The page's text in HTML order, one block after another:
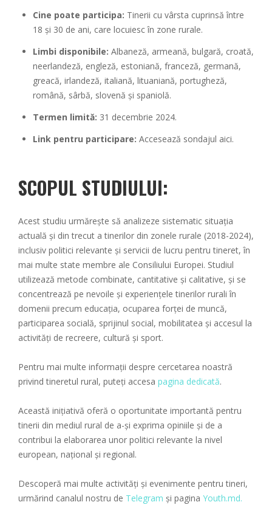
Cine poate participa: Tinerii cu vârsta cuprinsă între
18 și 30 de ani, care locuiesc în zone rurale.
Limbi disponibile: Albaneză, armeană, bulgară, croată,
neerlandeză, engleză, estoniană, franceză, germană,
greacă, irlandeză, italiană, lituaniană, portugheză,
română, sârbă, slovenă și spaniolă.
Termen limită: 31 decembrie 2024.
Link pentru participare: Accesează sondajul aici.
SCOPUL STUDIULUI:
Acest studiu urmărește să analizeze sistematic situația
actuală și din trecut a tinerilor din zonele rurale (2018-2024),
inclusiv politici relevante și servicii de lucru pentru tineret, în
mai multe state membre ale Consiliului Europei. Studiul
utilizează metode combinate, cantitative și calitative, și se
concentrează pe nevoile și experiențele tinerilor rurali în
domenii precum educația, ocuparea forței de muncă,
participarea socială, sprijinul social, mobilitatea și accesul la
activități de recreere, cultură și sport.
Pentru mai multe informații despre cercetarea noastră
privind tineretul rural, puteți accesa pagina dedicată.
Această inițiativă oferă o oportunitate importantă pentru
tinerii din mediul rural de a-și exprima opiniile și de a
contribui la elaborarea unor politici relevante la nivel
european, național și regional.
Descoperă mai multe activități și evenimente pentru tineri,
urmărind canalul nostru de Telegram și pagina Youth.md.